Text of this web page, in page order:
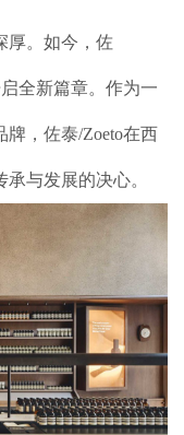
厚。如今，佐
全新篇章。作为一
，佐泰/Zoeto在西
与发展的决心。